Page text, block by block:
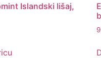
Islandski lišaj,